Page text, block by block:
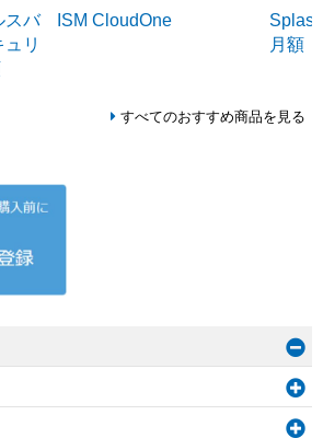
バ
リ
ISM CloudOne
月額
すべてのおすすめ商品を見る